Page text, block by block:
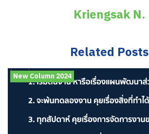
Kriengsak N.
Related Posts
New Column 2024